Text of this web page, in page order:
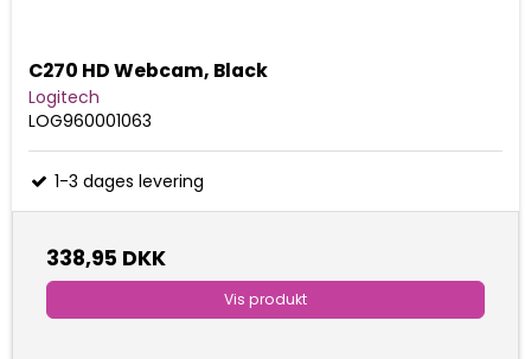
C270 HD Webcam, Black
Logitech
LOG960001063
1-3 dages levering
338,95 DKK
Vis produkt